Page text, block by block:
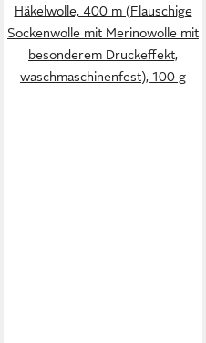
Häkelwolle, 400 m (Flauschige
Sockenwolle mit Merinowolle mit
besonderem Druckeffekt,
waschmaschinenfest), 100 g